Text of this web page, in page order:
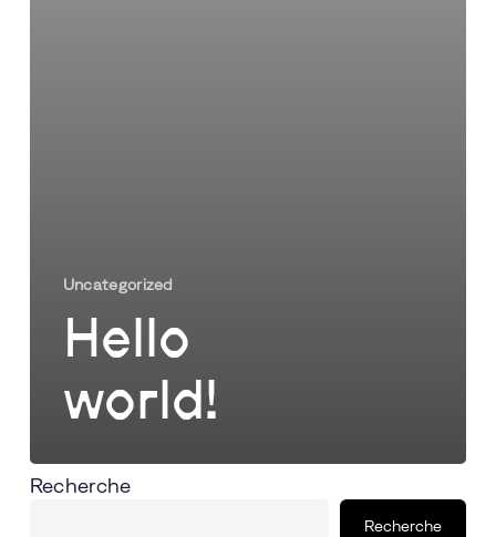
Uncategorized
Hello
world!
Recherche
Recherche